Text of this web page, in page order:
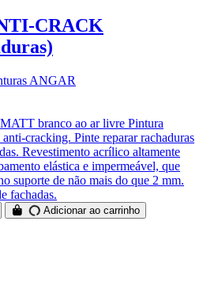
CRACK
ANGAR
branco ao ar livre Pintura
cracking. Pinte reparar rachaduras
Revestimento acrílico altamente
elástica e impermeável, que
suporte de não mais do que 2 mm.
fachadas.
Adicionar ao carrinho